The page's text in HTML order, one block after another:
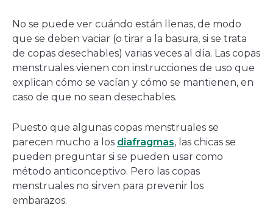
No se puede ver cuándo están llenas, de modo
que se deben vaciar (o tirar a la basura, si se trata
de copas desechables) varias veces al día. Las copas
menstruales vienen con instrucciones de uso que
explican cómo se vacían y cómo se mantienen, en
caso de que no sean desechables.
Puesto que algunas copas menstruales se
parecen mucho a los diafragmas, las chicas se
pueden preguntar si se pueden usar como
método anticonceptivo. Pero las copas
menstruales no sirven para prevenir los
embarazos.